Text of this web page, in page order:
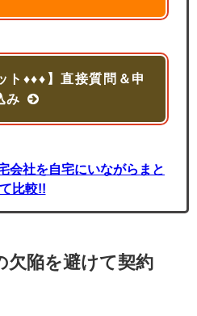
ト♦♦♦】直接質問＆申
み
会社を自宅にいながらまと
比較!!
欠陥を避けて契約